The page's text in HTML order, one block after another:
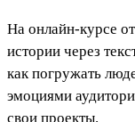
На онлайн-курсе
истории через
как погружать
эмоциями
свои проекты.